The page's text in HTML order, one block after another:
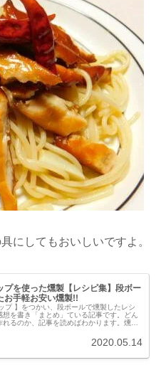
にしてもおいしいですよ。
プを使った燻製【レシピ集】段ボー
お手軽お安い燻製!!
プ 】をつかい、段ボールで燻製したレシ
想を書き「まとめ」ている記事です。どん
るのか、記事を読めばわかります。燻製
2020.05.14